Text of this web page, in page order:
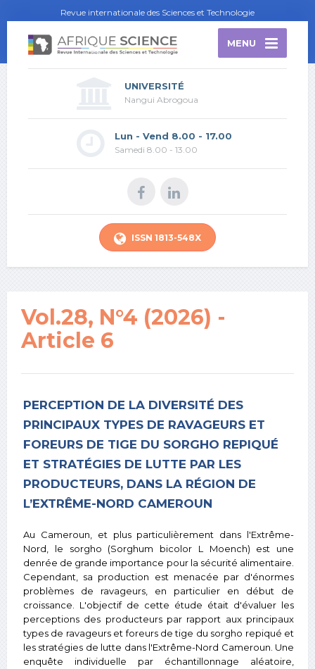
Revue internationale des Sciences et Technologie
MENU
UNIVERSITÉ
Nangui Abrogoua
Lun - Vend 8.00 - 17.00
Samedi 8.00 - 13.00
ISSN 1813-548X
Vol.28, N°4 (2026) -
Article 6
PERCEPTION DE LA DIVERSITÉ DES
PRINCIPAUX TYPES DE RAVAGEURS ET
FOREURS DE TIGE DU SORGHO REPIQUÉ
ET STRATÉGIES DE LUTTE PAR LES
PRODUCTEURS, DANS LA RÉGION DE
L’EXTRÊME-NORD CAMEROUN
Au Cameroun, et plus particulièrement dans l'Extrême-
Nord, le sorgho (Sorghum bicolor L Moench) est une
denrée de grande importance pour la sécurité alimentaire.
Cependant, sa production est menacée par d'énormes
problèmes de ravageurs, en particulier en début de
croissance. L'objectif de cette étude était d'évaluer les
perceptions des producteurs par rapport aux principaux
types de ravageurs et foreurs de tige du sorgho repiqué et
les stratégies de lutte dans l'Extrême-Nord Cameroun. Une
enquête individuelle par échantillonnage aléatoire,